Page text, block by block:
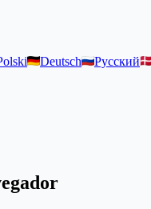
Deutsch Русский